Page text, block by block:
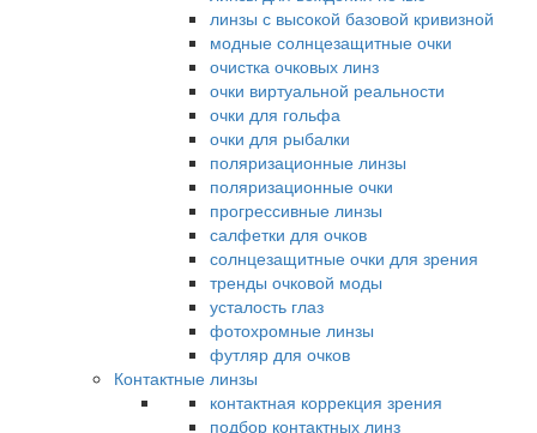
линзы с высокой базовой кривизной
модные солнцезащитные очки
очистка очковых линз
очки виртуальной реальности
очки для гольфа
очки для рыбалки
поляризационные линзы
поляризационные очки
прогрессивные линзы
салфетки для очков
солнцезащитные очки для зрения
тренды очковой моды
усталость глаз
фотохромные линзы
футляр для очков
Контактные линзы
контактная коррекция зрения
подбор контактных линз